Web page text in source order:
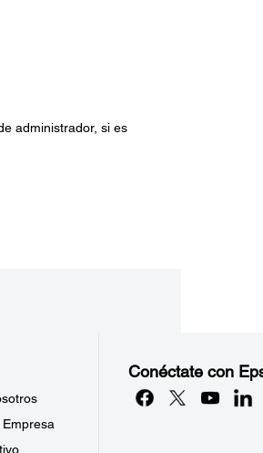
administrador, si es
Conéctate con